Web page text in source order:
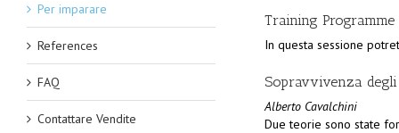
Training Programme
In questa sessione
Sopravvivenza
Alberto Cavalchini
Due teorie sono state
Per imparare
References
FAQ
Contattare Vendite